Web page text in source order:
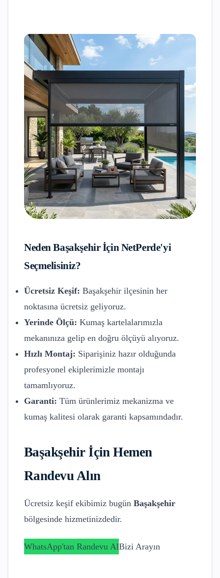
NedenBaşakşehirİçin NetPerde'yi
Seçmelisiniz?
Ücretsiz Keşif: Başakşehir ilçesinin her
noktasına ücretsiz geliyoruz.
Yerinde Ölçü: Kumaş kartelalarımızla
mekanınıza gelip en doğru ölçüyü alıyoruz.
Hızlı Montaj: Siparişiniz hazır olduğunda
profesyonel ekiplerimizle montajı
tamamlıyoruz.
Garanti: Tüm ürünlerimiz mekanizma ve
kumaş kalitesi olarak garanti kapsamındadır.
Başakşehirİçin Hemen
Randevu Alın
Ücretsiz keşif ekibimiz bugün Başakşehir
bölgesinde hizmetinizdedir.
WhatsApp'tan Randevu AlBizi Arayın